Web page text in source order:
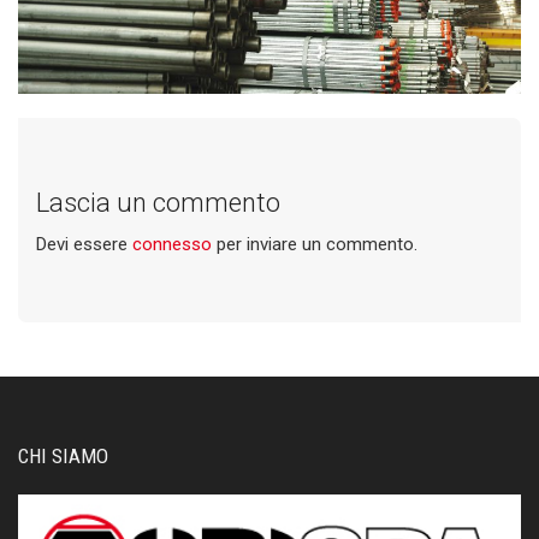
Lascia un commento
Devi essere connesso per inviare un commento.
CHI SIAMO